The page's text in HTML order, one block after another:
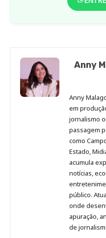
Anny
no
no
Anny
em
jornalismo
passagem
como
Estado,
acumula
notícias,
público.
onde
apuração,
de